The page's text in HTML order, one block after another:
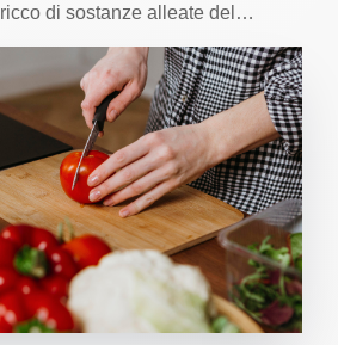
di sostanze alleate del…